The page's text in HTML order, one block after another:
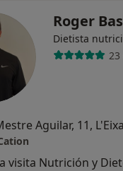
Roger
Dietista
visita Nutrición y